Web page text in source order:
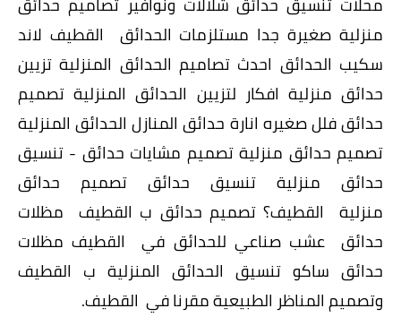
منزلية صغيرة جدا مستلزمات الحدائق القطيف لاند
سكيب الحدائق احدث تصاميم الحدائق المنزلية تزيين
حدائق منزلية افكار لتزيين الحدائق المنزلية تصميم
حدائق فلل صغيره انارة حدائق المنازل الحدائق المنزلية
تصميم حدائق منزلية تصميم مشايات حدائق - تنسيق
حدائق منزلية تنسيق حدائق تصميم حدائق
منزلية القطيف؟ تصميم حدائق ب القطيف مظلات
حدائق عشب صناعي للحدائق في القطيف مظلات
حدائق ساكو تنسيق الحدائق المنزلية ب القطيف
وتصميم المناظر الطبيعية مقرنا في القطيف.